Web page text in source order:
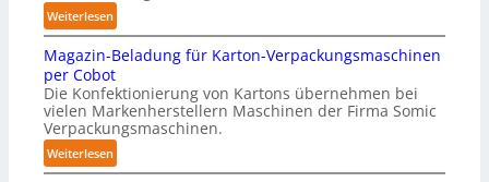
Weiterlesen:
S
c
h
m
i
e
r
Magazin-Beladung für Karton-Verpackungsmaschinen
per Cobot
Die Konfektionierung von Kartons übernehmen bei
vielen Markenherstellern Maschinen der Firma Somic
Verpackungsmaschinen.
Weiterlesen:
M